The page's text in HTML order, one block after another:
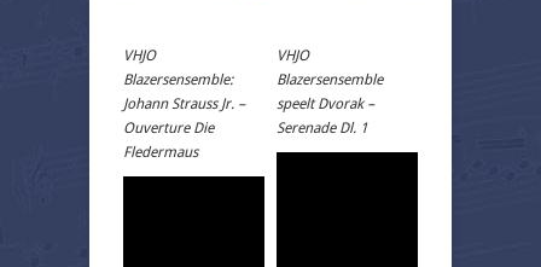
VHJO
Blazersensemble:
Johann Strauss Jr. –
Ouverture Die
Fledermaus
VHJO
Blazersensemble
speelt Dvorak –
Serenade Dl. 1